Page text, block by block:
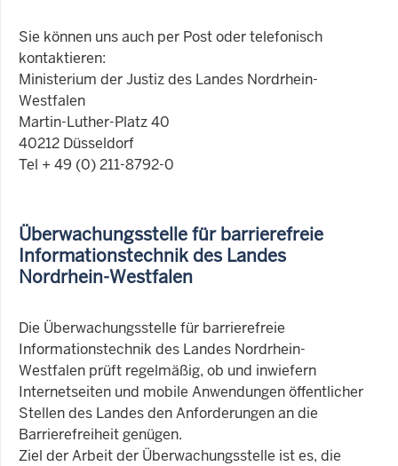
Sie können uns auch per Post oder telefonisch
kontaktieren:
Ministerium der Justiz des Landes Nordrhein-
Westfalen
Martin-Luther-Platz 40
40212 Düsseldorf
Tel + 49 (0) 211-8792-0
Überwachungsstelle für barrierefreie
Informationstechnik des Landes
Nordrhein-Westfalen
Die Überwachungsstelle für barrierefreie
Informationstechnik des Landes Nordrhein-
Westfalen prüft regelmäßig, ob und inwiefern
Internetseiten und mobile Anwendungen öffentlicher
Stellen des Landes den Anforderungen an die
Barrierefreiheit genügen.
Ziel der Arbeit der Überwachungsstelle ist es, die